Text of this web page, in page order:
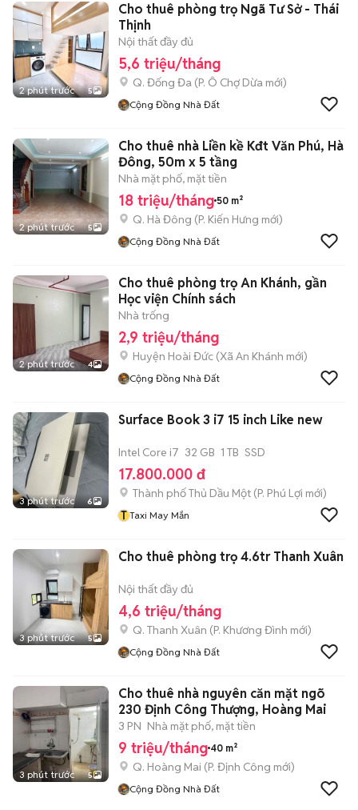
2 phút trước 5
Cho thuê phòng trọ Ngã Tư Sở - Thái
Thịnh
Nội thất đầy đủ
5,6 triệu/tháng
Q. Đống Đa (P. Ô Chợ Dừa mới)
Cộng Đồng Nhà Đất
2 phút trước 5
Cho thuê nhà Liền kề Kđt Văn Phú, Hà
Đông, 50m x 5 tầng
Nhà mặt phố, mặt tiền
18 triệu/tháng 50 m²
Q. Hà Đông (P. Kiến Hưng mới)
Cộng Đồng Nhà Đất
2 phút trước 4
Cho thuê phòng trọ An Khánh, gần
Học viện Chính sách
Nhà trống
2,9 triệu/tháng
Huyện Hoài Đức (Xã An Khánh mới)
Cộng Đồng Nhà Đất
3 phút trước 6
Surface Book 3 i7 15 inch Like new
Intel Core i7 32 GB 1 TB SSD
17.800.000 đ
Thành phố Thủ Dầu Một (P. Phú Lợi mới)
T Taxi May Mắn
3 phút trước 5
Cho thuê phòng trọ 4.6tr Thanh Xuân
Nội thất đầy đủ
4,6 triệu/tháng
Q. Thanh Xuân (P. Khương Đình mới)
Cộng Đồng Nhà Đất
3 phút trước 5
Cho thuê nhà nguyên căn mặt ngõ
230 Định Công Thượng, Hoàng Mai
3 PN Nhà mặt phố, mặt tiền
9 triệu/tháng 40 m²
Q. Hoàng Mai (P. Định Công mới)
Cộng Đồng Nhà Đất